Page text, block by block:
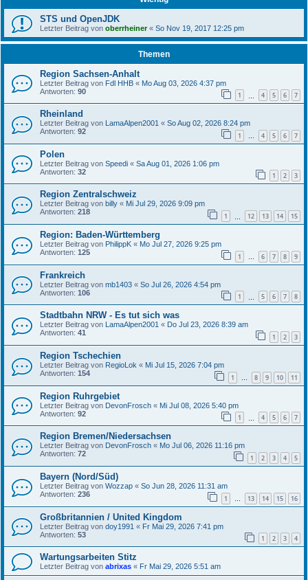
STS und OpenJDK
Letzter Beitrag von oberrheiner« So Nov 19, 2017 12:25 pm
Themen
Region Sachsen-Anhalt
Letzter Beitrag von Fdl HHB « Mo Aug 03, 2026 4:37 pm
Antworten: 90 1 4 5 6 7
Rheinland
Letzter Beitrag von LamaAlpen2001 « So Aug 02, 2026 8:24 pm
Antworten: 92 1 … 4 5 6 7
Polen
Letzter Beitrag von Speedi « Sa Aug 01, 2026 1:06 pm
Antworten: 32 1 2 3
Region Zentralschweiz
Letzter Beitrag von billy « Mi Jul 29, 2026 9:09 pm
Antworten: 218 1 12 13 14 15
Region: Baden-Württemberg
Letzter Beitrag von PhilippK « Mo Jul 27, 2026 9:25 pm
Antworten: 125 1 … 6 7 8 9
Frankreich
Letzter Beitrag von mb1403 « So Jul 26, 2026 4:54 pm
Antworten: 106 1 5 6 7 8
Stadtbahn NRW - Es tut sich was
Letzter Beitrag von LamaAlpen2001 « Do Jul 23, 2026 8:39 am
Antworten: 41 1 2 3
Region Tschechien
Letzter Beitrag von RegioLok « Mi Jul 15, 2026 7:04 pm
Antworten: 154 1 … 8 9 10 11
Region Ruhrgebiet
Letzter Beitrag von DevonFrosch « Mi Jul 08, 2026 5:40 pm
Antworten: 92 1 4 5 6 7
Region Bremen/Niedersachsen
Letzter Beitrag von DevonFrosch « Mo Jul 06, 2026 11:16 pm
Antworten: 72 1 2 3 4 5
Bayern (Nord/Süd)
Letzter Beitrag von Wozzap « So Jun 28, 2026 11:31 am
Antworten: 236 1 … 13 14 15 16
Großbritannien / United Kingdom
Letzter Beitrag von doy1991 « Fr Mai 29, 2026 7:41 pm
Antworten: 53 1 2 3 4
Wartungsarbeiten Stitz
Letzter Beitrag von abrixas « Fr Mai 29, 2026 5:51 am